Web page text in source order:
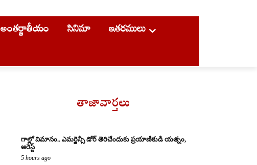
అంతర్జాతీయం సినిమా ఇతరములు
తాజావార్తలు
గాల్లో విమానం.. ఎమర్జెన్సీ డోర్ తెరిచేందుకు ప్రయాణికుడి యత్నం,
అరెస్ట్
5 hours ago